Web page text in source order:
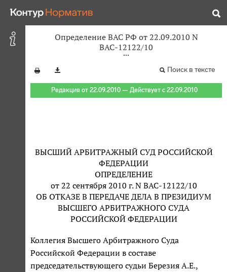
Определение ВАС РФ от 22.09.2010 N
ВАС-12122/10
Поиск в тексте
Редакция от 22.09.2010 — Действует с 22.09.2010
ВЫСШИЙ АРБИТРАЖНЫЙ СУД РОССИЙСКОЙ
ФЕДЕРАЦИИ
ОПРЕДЕЛЕНИЕ
от 22 сентября 2010 г. N ВАС-12122/10
ОБ ОТКАЗЕ В ПЕРЕДАЧЕ ДЕЛА В ПРЕЗИДИУМ
ВЫСШЕГО АРБИТРАЖНОГО СУДА
РОССИЙСКОЙ ФЕДЕРАЦИИ
Коллегия Высшего Арбитражного Суда
Российской Федерации в составе
председательствующего судьи Березия А.Е.,